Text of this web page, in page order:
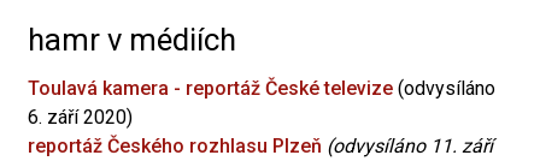
hamr v médiích
Toulavá kamera - reportáž České televize (odvysíláno
6. září 2020)
reportáž Českého rozhlasu Plzeň (odvysíláno 11. září